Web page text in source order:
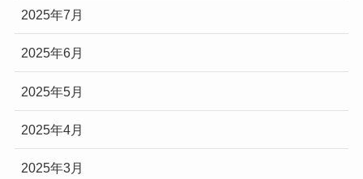
2025年7月
2025年6月
2025年5月
2025年4月
2025年3月